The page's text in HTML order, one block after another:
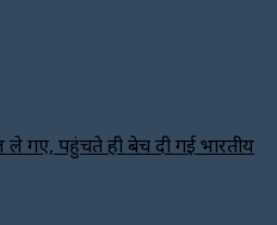
ले गए, पहुंचते ही बेच दी गई भारतीय